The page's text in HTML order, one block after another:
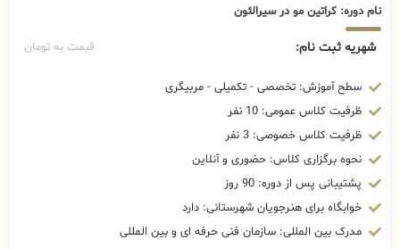
نام دوره: کراتین مو در سیرالئون
شهریه ثبت نام: قیمت به تومان
سطح آموزش: تخصصی - تکمیلی - مربیگری
ظرفیت کلاس عمومی: 10 نفر
ظرفیت کلاس خصوصی: 3 نفر
نحوه برگزاری کلاس: حضوری و آنلاین
پشتیبانی پس از دوره: 90 روز
خوابگاه برای هنرجویان شهرستانی: دارد
مدرک بین المللی: سازمان فنی حرفه ای و بین المللی